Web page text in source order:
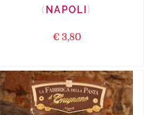
NAPOLI
€ 3,80